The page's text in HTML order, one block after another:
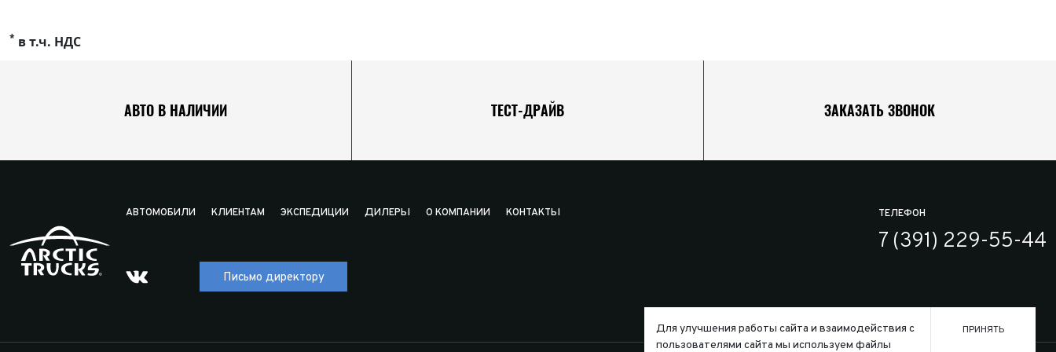
* в т.ч. НДС
АВТО В НАЛИЧИИ ТЕСТ-ДРАЙВ ЗАКАЗАТЬ ЗВОНОК
АВТОМОБИЛИ КЛИЕНТАМ ЭКСПЕДИЦИИ ДИЛЕРЫ О КОМПАНИИ КОНТАКТЫ
Письмо директору
ТЕЛЕФОН
7 (391) 229-55-44
Для улучшения работы сайта и взаимодействия с
пользователями сайта мы используем файлы
ПРИНЯТЬ